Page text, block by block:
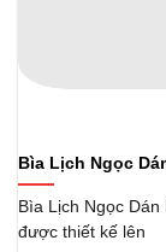
Bìa Lịch Ngọc
Bìa Lịch Ngọc
được thiết kế lên